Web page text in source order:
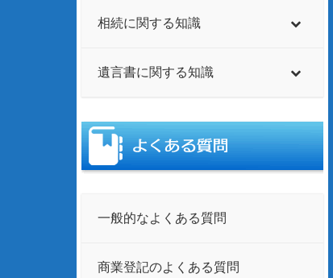
相続に関する知識
遺言書に関する知識
一般的なよくある質問
商業登記のよくある質問